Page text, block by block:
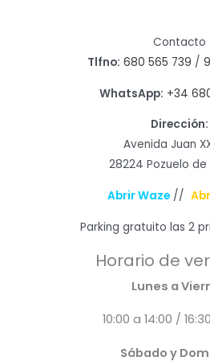
Contacto
Tlfno: 680 565 739 /
WhatsApp: +34
Dirección:
Avenida Juan
28224 Pozuelo de
Abrir Waze//
Parking gratuito las 2
Horario de
Lunes a
10:00 a 14:00 /
Sábado y